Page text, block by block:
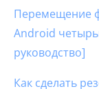
Перемещение
Android
руководство]
Как сделать